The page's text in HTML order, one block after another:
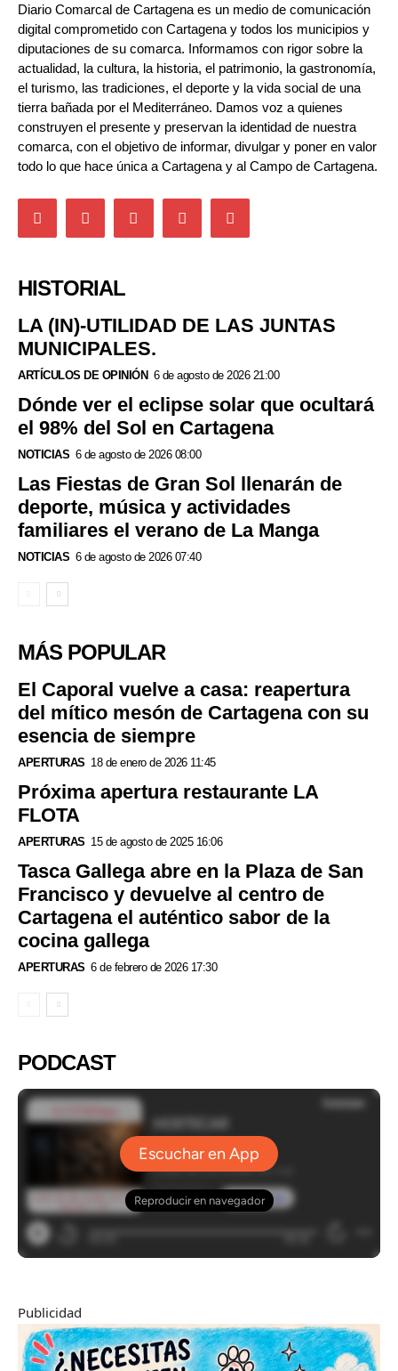
Diario Comarcal de Cartagena es un medio de comunicación
digital comprometido con Cartagena y todos los municipios y
diputaciones de su comarca. Informamos con rigor sobre la
actualidad, la cultura, la historia, el patrimonio, la gastronomía,
el turismo, las tradiciones, el deporte y la vida social de una
tierra bañada por el Mediterráneo. Damos voz a quienes
construyen el presente y preservan la identidad de nuestra
comarca, con el objetivo de informar, divulgar y poner en valor
todo lo que hace única a Cartagena y al Campo de Cartagena.
HISTORIAL
LA (IN)-UTILIDAD DE LAS JUNTAS
MUNICIPALES.
ARTÍCULOS DE OPINIÓN 6 de agosto de 2026 21:00
Dónde ver el eclipse solar que ocultará
el 98% del Sol en Cartagena
NOTICIAS 6 de agosto de 2026 08:00
Las Fiestas de Gran Sol llenarán de
deporte, música y actividades
familiares el verano de La Manga
NOTICIAS 6 de agosto de 2026 07:40
MÁS POPULAR
El Caporal vuelve a casa: reapertura
del mítico mesón de Cartagena con su
esencia de siempre
APERTURAS 18 de enero de 2026 11:45
Próxima apertura restaurante LA
FLOTA
APERTURAS 15 de agosto de 2025 16:06
Tasca Gallega abre en la Plaza de San
Francisco y devuelve al centro de
Cartagena el auténtico sabor de la
cocina gallega
APERTURAS 6 de febrero de 2026 17:30
PODCAST
Publicidad